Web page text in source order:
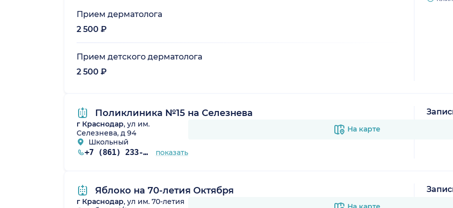
Прием дерматолога
2 500 ₽
Прием детского дерматолога
2 500 ₽
Поликлиника №15 на Селезнева
г Краснодар, ул им.
Селезнева, д 94
Школьный
+7 (861) 233-48-88 показать
На карте В
Яблоко на 70-летия Октября
г Краснодар, ул им. 70-летия
В